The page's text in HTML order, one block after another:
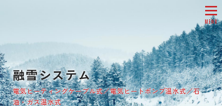
融雪システム
電気ヒーティングケーブル式／電気ヒートポンプ温水式／石
油・ガス温水式